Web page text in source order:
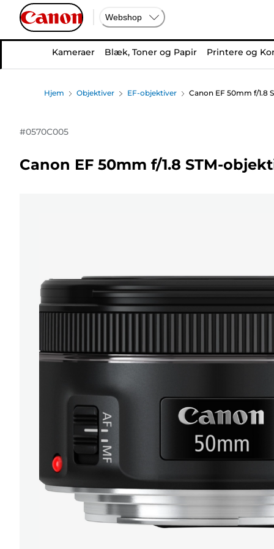
Webshop
Kameraer Blæk, Toner og Papir Printere og
Hjem Objektiver EF-objektiver Canon EF 50mm f/1.8
#0570C005
Canon EF 50mm f/1.8 STM-